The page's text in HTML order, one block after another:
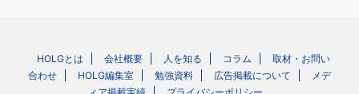
HOLGとは 会社概要 人を知る コラム
取材・お問い
合わせ
HOLG編集室 勉強資料 広告掲載について
メデ